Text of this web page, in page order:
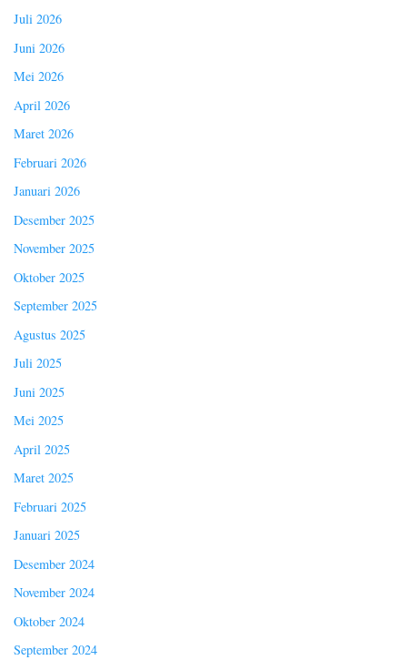
Juli 2026
Juni 2026
Mei 2026
April 2026
Maret 2026
Februari 2026
Januari 2026
Desember 2025
November 2025
Oktober 2025
September 2025
Agustus 2025
Juli 2025
Juni 2025
Mei 2025
April 2025
Maret 2025
Februari 2025
Januari 2025
Desember 2024
November 2024
Oktober 2024
September 2024